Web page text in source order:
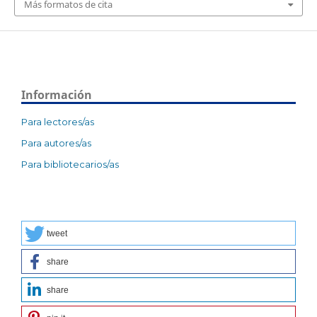
Más formatos de cita
Información
Para lectores/as
Para autores/as
Para bibliotecarios/as
tweet
share
share